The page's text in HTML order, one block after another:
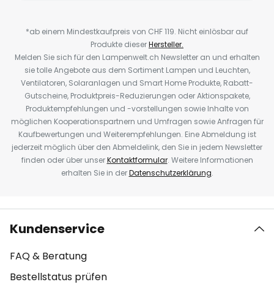
*ab einem Mindestkaufpreis von CHF 119. Nicht einlösbar auf
Produkte dieserHersteller.
Melden Sie sich für den Lampenwelt.ch Newsletter an und erhalten
sie tolle Angebote aus dem Sortiment Lampen und Leuchten,
Ventilatoren, Solaranlagen und Smart Home Produkte, Rabatt-
Gutscheine, Produktpreis-Reduzierungen oder Aktionspakete,
Produktempfehlungen und -vorstellungen sowie Inhalte von
möglichen Kooperationspartnern und Umfragen sowie Anfragen für
Kaufbewertungen und Weiterempfehlungen. Eine Abmeldung ist
jederzeit möglich über den Abmeldelink, den Sie in jedem Newsletter
finden oder über unserKontaktformular. Weitere Informationen
erhalten Sie in derDatenschutzerklärung.
Kundenservice
FAQ & Beratung
Bestellstatus prüfen